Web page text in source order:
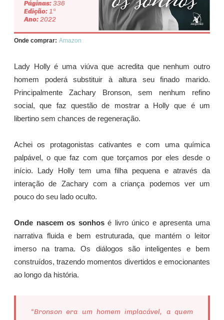
Páginas:336
Edição:1ª
Ano:2022
Onde comprar: Amazon
Lady Holly é uma viúva que acredita que nenhum outro
homem poderá substituir à altura seu finado marido.
Principalmente Zachary Bronson, sem nenhum refino
social, que faz questão de mostrar a Holly que é um
libertino sem chances de regeneração.
Achei os protagonistas cativantes e com uma química
palpável, o que faz com que torçamos por eles desde o
início. Lady Holly tem uma filha pequena e através da
interação de Zachary com a criança podemos ver um
pouco do seu lado oculto.
Onde nascem os sonhosé livro único e apresenta uma
narrativa fluida e bem estruturada, que mantém o leitor
imerso na trama. Os diálogos são inteligentes e bem
construídos, trazendo momentos divertidos e emocionantes
ao longo da história.
“Bronson era um homem implacável, a quem